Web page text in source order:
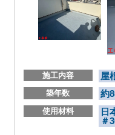
施工内容 屋
築年数 約
使用材料
日
＃